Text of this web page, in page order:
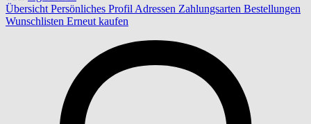
Übersicht Persönliches Profil Adressen Zahlungsarten Bestellungen
Wunschlisten Erneut kaufen